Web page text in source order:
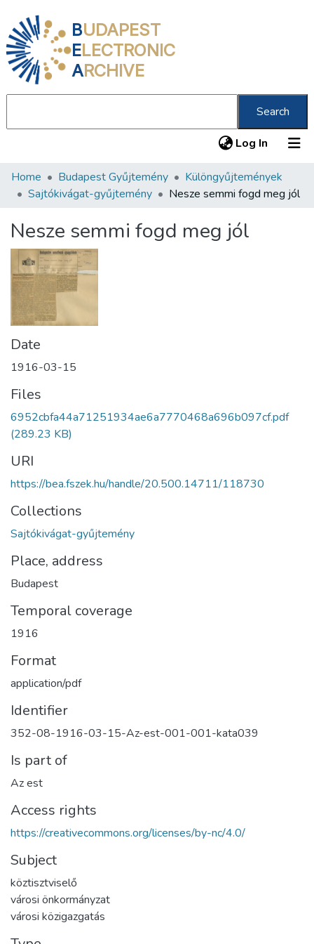
BUDAPEST
ELECTRONIC
ARCHIVE
Search
Log In (current)
Communities & Collections
Statistics
About us
Home Budapest Gyűjtemény
Különgyűjtemények
Sajtókivágat-gyűjtemény
Nesze semmi fogd meg jól
Nesze semmi fogd meg jól
Date
1916-03-15
Files
6952cbfa44a71251934ae6a7770468a696b097cf.pdf
(289.23 KB)
URI
https://bea.fszek.hu/handle/20.500.14711/118730
Collections
Sajtókivágat-gyűjtemény
Place, address
Budapest
Temporal coverage
1916
Format
application/pdf
Identifier
352-08-1916-03-15-Az-est-001-001-kata039
Is part of
Az est
Access rights
https://creativecommons.org/licenses/by-nc/4.0/
Subject
köztisztviselő
városi önkormányzat
városi közigazgatás